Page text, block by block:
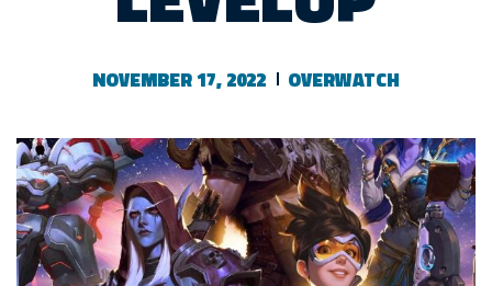
NOVEMBER 17, 2022 OVERWATCH